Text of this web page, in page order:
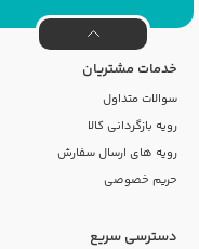
خدمات مشتریان
سوالات متداول
رویه بازگردانی کالا
رویه های ارسال سفارش
حریم خصوصی
دسترسی سریع